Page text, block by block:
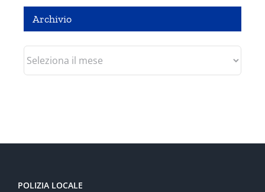
Archivio
Archivio
POLIZIA LOCALE